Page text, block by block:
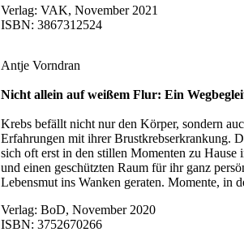
Verlag: VAK, November 2021
ISBN: 3867312524
Antje Vorndran
Nicht allein auf weißem Flur: Ein
Krebs befällt nicht nur den Körper, sondern
Erfahrungen mit ihrer Brustkrebserkrankung.
sich oft erst in den stillen Momenten zu
und einen geschützten Raum für ihr ganz
Lebensmut ins Wanken geraten. Momente, in
Verlag: BoD, November 2020
ISBN: 3752670266